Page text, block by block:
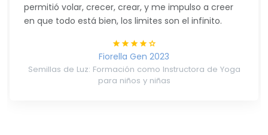
permitió volar, crecer, crear, y me impulso a creer
en que todo está bien, los limites son el infinito.
Fiorella Gen 2023
Semillas de Luz: Formación como Instructora de Yoga
para niños y niñas